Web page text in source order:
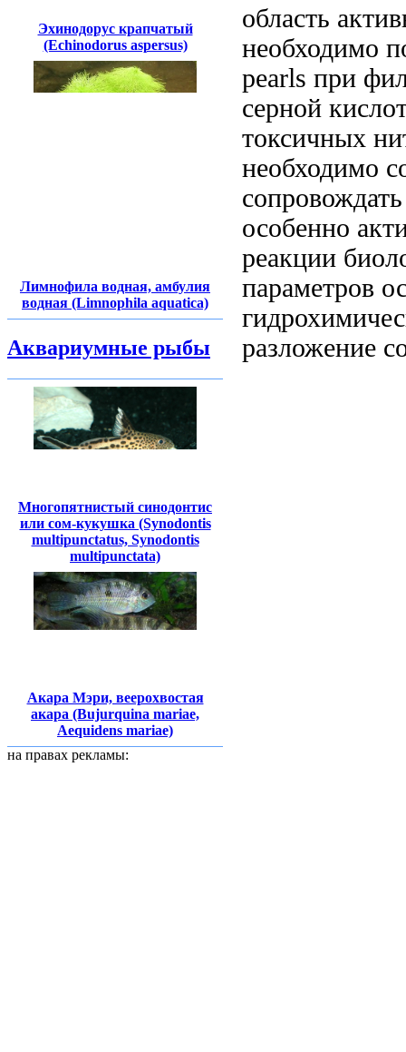
Эхинодорус крапчатый
(Echinodorus aspersus)
Лимнофила водная, амбулия
водная (Limnophila aquatica)
Аквариумные рыбы
Многопятнистый синодонтис
или сом-кукушка (Synodontis
multipunctatus, Synodontis
multipunctata)
Акара Мэри, веерохвостая
акара (Bujurquina mariae,
Aequidens mariae)
на правах рекламы:
область
необходимо
pearls при
серной
токсичных
необходимо
особенно
реакции
параметров
разложение